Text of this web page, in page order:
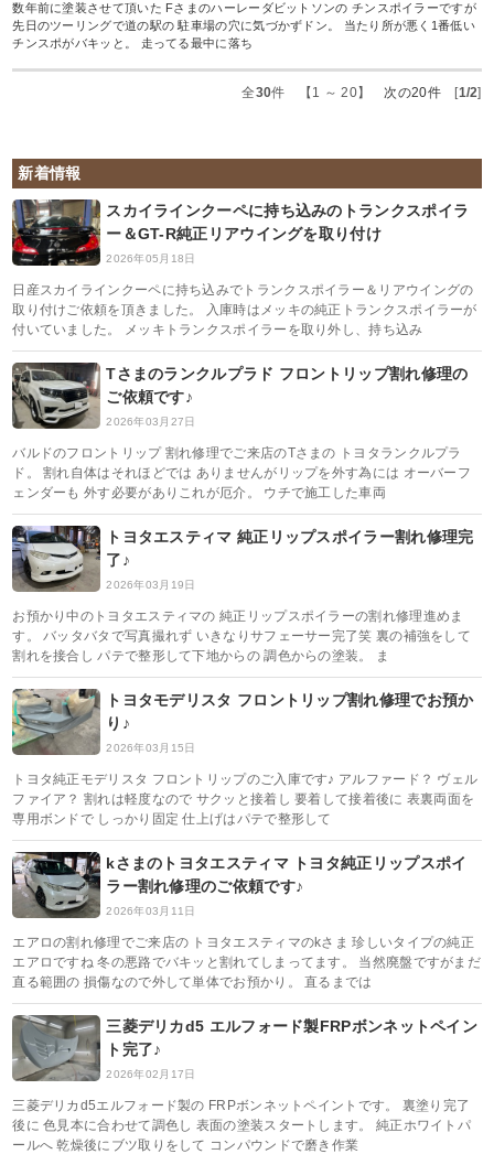
数年前に塗装させて頂いた Fさまのハーレーダビットソンの チンスポイラーですが
先日のツーリングで道の駅の 駐車場の穴に気づかずドン。 当たり所が悪く1番低い
チンスポがバキッと。 走ってる最中に落ち
全30件 【1 ～ 20】 次の20件[1/2]
新着情報
スカイラインクーペに持ち込みのトランクスポイラ
ー＆GT-R純正リアウイングを取り付け
2026年05月18日
日産スカイラインクーペに持ち込みでトランクスポイラー＆リアウイングの
取り付けご依頼を頂きました。 入庫時はメッキの純正トランクスポイラーが
付いていました。 メッキトランクスポイラーを取り外し、持ち込み
Tさまのランクルプラド フロントリップ割れ修理の
ご依頼です♪
2026年03月27日
バルドのフロントリップ 割れ修理でご来店のTさまの トヨタランクルプラ
ド。 割れ自体はそれほどでは ありませんがリップを外す為には オーバーフ
ェンダーも 外す必要がありこれが厄介。 ウチで施工した車両
トヨタエスティマ 純正リップスポイラー割れ修理完
了♪
2026年03月19日
お預かり中のトヨタエスティマの 純正リップスポイラーの割れ修理進めま
す。 バッタバタで写真撮れず いきなりサフェーサー完了笑 裏の補強をして
割れを接合し パテで整形して下地からの 調色からの塗装。 ま
トヨタモデリスタ フロントリップ割れ修理でお預か
り♪
2026年03月15日
トヨタ純正モデリスタ フロントリップのご入庫です♪ アルファード？ ヴェル
ファイア？ 割れは軽度なので サクッと接着し 要着して接着後に 表裏両面を
専用ボンドで しっかり固定 仕上げはパテで整形して
kさまのトヨタエスティマ トヨタ純正リップスポイ
ラー割れ修理のご依頼です♪
2026年03月11日
エアロの割れ修理でご来店の トヨタエスティマのkさま 珍しいタイプの純正
エアロですね 冬の悪路でバキッと割れてしまってます。 当然廃盤ですがまだ
直る範囲の 損傷なので外して単体でお預かり。 直るまでは
三菱デリカd5 エルフォード製FRPボンネットペイン
ト完了♪
2026年02月17日
三菱デリカd5エルフォード製の FRPボンネットペイントです。 裏塗り完了
後に 色見本に合わせて調色し 表面の塗装スタートします。 純正ホワイトパ
ールへ 乾燥後にブツ取りをして コンパウンドで磨き作業